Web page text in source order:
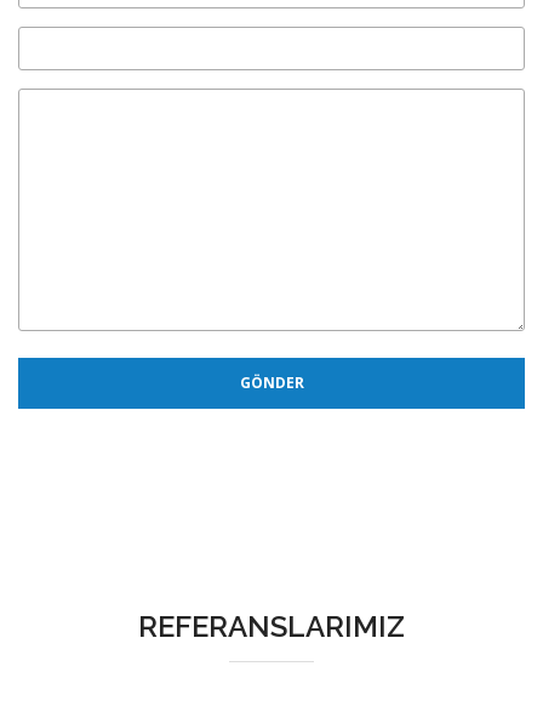
REFERANSLARIMIZ